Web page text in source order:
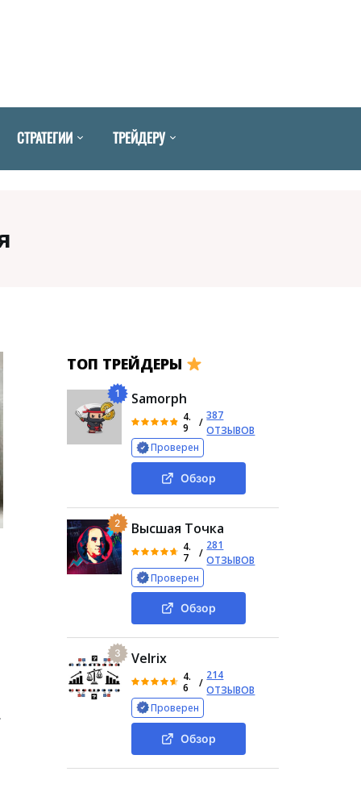
СТРАТЕГИИ ТРЕЙДЕРУ
ТОП ТРЕЙДЕРЫ
1 Samorph
4.
9
/
387
ОТЗЫВОВ
Проверен
Обзор
2 Высшая Точка
4.
7
/
281
ОТЗЫВОВ
Проверен
Обзор
3 Velrix
4.
6
/
214
ОТЗЫВОВ
Проверен
Обзор